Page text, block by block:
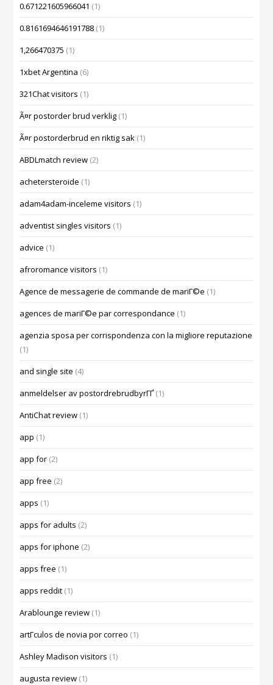
0.671221605966041 (1)
0.8161694646191788 (1)
1,266470375 (1)
1xbet Argentina (6)
321Chat visitors (1)
Ã¤r postorder brud verklig (1)
Ã¤r postorderbrud en riktig sak (1)
ABDLmatch review (2)
achetersteroide (1)
adam4adam-inceleme visitors (1)
adventist singles visitors (1)
advice (1)
afroromance visitors (1)
Agence de messagerie de commande de mariГ©e (1)
agences de mariГ©e par correspondance (1)
agenzia sposa per corrispondenza con la migliore reputazione
(1)
and single site (4)
anmeldelser av postordrebrudbyrГҐ (1)
AntiChat review (1)
app (1)
app for (2)
app free (2)
apps (1)
apps for adults (2)
apps for iphone (2)
apps free (1)
apps reddit (1)
Arablounge review (1)
artГ­culos de novia por correo (1)
Ashley Madison visitors (1)
augusta review (1)